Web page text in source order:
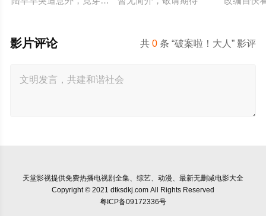
共0 条 “破案啦！大人” 影评
影片评论
天堂影视提供免费热播电视剧全集、综艺、动漫、最新无删减电影大全
Copyright © 2021 dtksdkj.com All Rights Reserved
粤ICP备09172336号